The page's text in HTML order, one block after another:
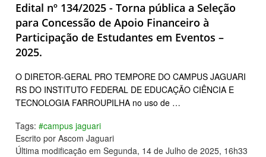
Edital nº 134/2025 - Torna pública a Seleção
para Concessão de Apoio Financeiro à
Participação de Estudantes em Eventos –
2025.
O DIRETOR-GERAL PRO TEMPORE DO CAMPUS JAGUARI
RS DO INSTITUTO FEDERAL DE EDUCAÇÃO CIÊNCIA E
TECNOLOGIA FARROUPILHA no uso de …
Tags: #campus jaguari
Escrito por Ascom Jaguari
Última modificação em Segunda, 14 de Julho de 2025, 16h33